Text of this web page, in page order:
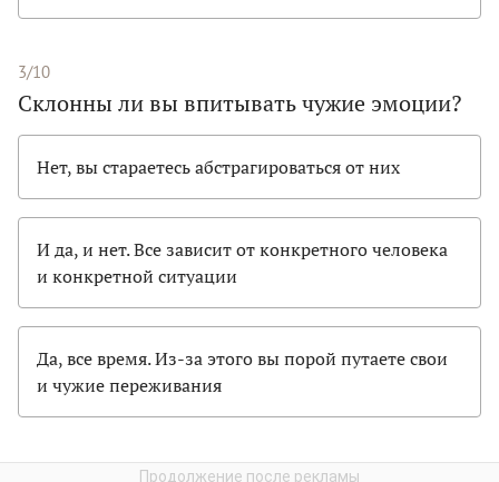
3/10
Склонны ли вы впитывать чужие эмоции?
Нет, вы стараетесь абстрагироваться от них
И да, и нет. Все зависит от конкретного человека
и конкретной ситуации
Да, все время. Из-за этого вы порой путаете свои
и чужие переживания